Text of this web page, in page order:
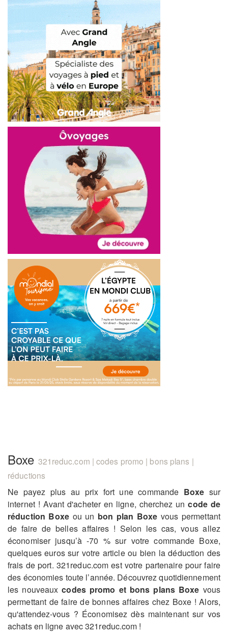
Boxe 321reduc.com | codes promo | bons plans |
réductions
Ne payez plus au prix fort une commande Boxe sur
internet ! Avant d'acheter en ligne, cherchez uncode de
réduction Boxeou un bon plan Boxe vous permettant
de faire de belles affaires ! Selon les cas, vous allez
économiser jusqu’à -70 % sur votre commande Boxe,
quelques euros sur votre article ou bien la déduction des
frais de port. 321reduc.com est votre partenaire pour faire
des économies toute l’année. Découvrez quotidiennement
les nouveauxcodes promo et bons plans Boxe vous
permettant de faire de bonnes affaires chez Boxe ! Alors,
qu'attendez-vous ? Économisez dès maintenant sur vos
achats en ligne avec 321reduc.com !